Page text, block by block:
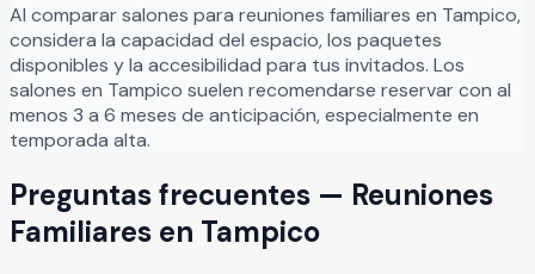
Al comparar salones para reuniones familiares en Tampico,
considera la capacidad del espacio, los paquetes
disponibles y la accesibilidad para tus invitados. Los
salones en Tampico suelen recomendarse reservar con al
menos 3 a 6 meses de anticipación, especialmente en
temporada alta.
Preguntas frecuentes — Reuniones
Familiares en Tampico